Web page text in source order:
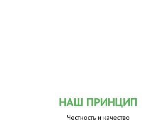
НАШ ПРИНЦИП
Честность и качество